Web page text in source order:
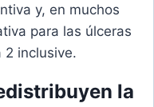
y, en muchos
para las úlceras
2 inclusive.
la